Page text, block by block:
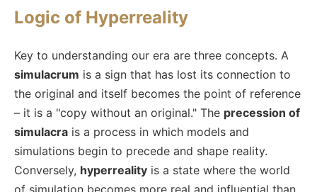
Logic of Hyperreality
Key to understanding our era are three concepts. A
simulacrum is a sign that has lost its connection to
the original and itself becomes the point of reference
– it is a "copy without an original." The precession of
simulacra is a process in which models and
simulations begin to precede and shape reality.
Conversely, hyperreality is a state where the world
of simulation becomes more real and influential than